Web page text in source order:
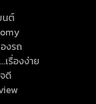
นต์
งรถ
เรื่องง่าย
ดี